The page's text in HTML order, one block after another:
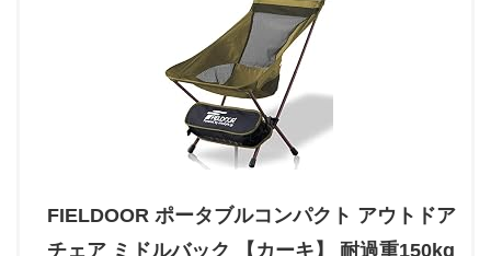
FIELDOOR ポータブルコンパクト アウトドア
チェア ミドルバック 【カーキ】 耐過重150kg